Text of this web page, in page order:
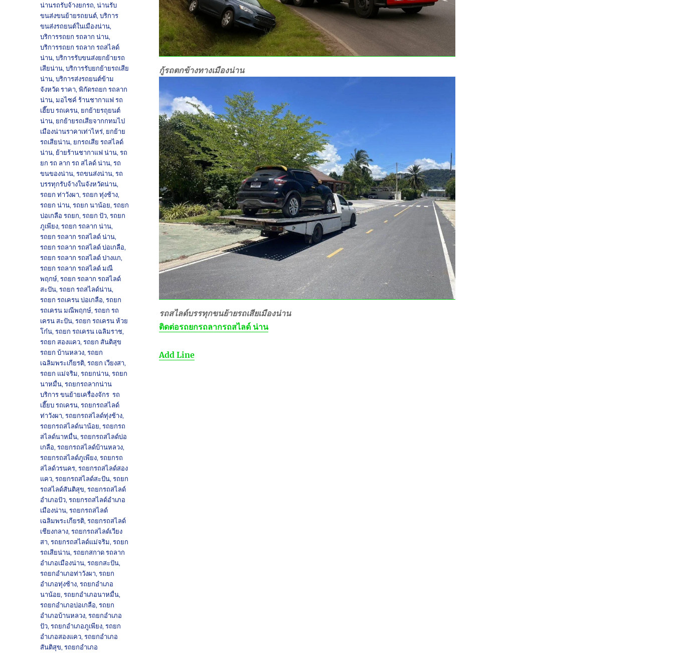
กู้รถตกข้างทางเมืองน่าน
รถสไลด์บรรทุกขนย้ายรถเสียเมืองน่าน
ติดต่อรถยกรถลากรถสไลด์ น่าน
Add Line
น่านรถรับจ้างยกรถ,น่านรับ
ขนส่งขนย้ายรถยนต์,บริการ
ขนส่งรถยนต์ในเมืองน่าน,
บริการรถยก รถลาก น่าน,
บริการรถยก รถลาก รถสไลด์
น่าน,บริการรับขนส่งยกย้ายรถ
เสียน่าน,บริการรับยกย้ายรถเสีย
น่าน,บริการส่งรถยนต์ข้าม
จังหวัด ราคา,พิกัดรถยก รถลาก
น่าน,มอไซค์ ร้านชากาแฟ รถ
เฮี๊ยบ รถเครน, ยกย้ายรถุยนต์
น่าน, ยกย้ายรถเสียจากกทมไป
เมืองน่านราคาเท่าไหร่, ยกย้าย
รถเสียน่าน, ยกรถเสีย รถสไลด์
น่าน, ย้ายร้านชากาแฟ น่าน,รถ
ยก รถ ลาก รถ สไลด์ น่าน,รถ
ขนของน่าน,รถขนส่งน่าน,รถ
บรรทุกรับจ้างในจังหวัดน่าน,
รถยก ท่าวังผา,รถยก ทุ่งช้าง,
รถยก น่าน,รถยก นาน้อย,รถยก
บ่อเกลือ รถยก,รถยก ปัว,รถยก
ภูเพียง,รถยก รถลาก น่าน,
รถยก รถลาก รถสไลด์ น่าน,
รถยก รถลาก รถสไลด์ บ่อเกลือ,
รถยก รถลาก รถสไลด์ ปางแก,
รถยก รถลาก รถสไลด์ มณี
พฤกษ์,รถยก รถลาก รถสไลด์
สะปัน,รถยก รถสไลด์น่าน,
รถยก รถเครน บ่อเกลือ,รถยก
รถเครน มณีพฤกษ์,รถยก รถ
เครน สะปัน,รถยก รถเครน ห้วย
โก๋น,รถยก รถเครน เฉลิมราช,
รถยก สองแคว,รถยก สันติสุข
รถยก บ้านหลวง,รถยก
เฉลิมพระเกียรติ,รถยก เวียงสา,
รถยก แม่จริม,รถยกน่าน,รถยก
นาหมื่น,รถยกรถลากน่าน
บริการ ขนย้ายเครื่องจักร รถ
เฮี๊ยบ รถเครน,รถยกรถสไลด์
ท่าวังผา,รถยกรถสไลด์ทุ่งช้าง,
รถยกรถสไลด์นาน้อย,รถยกรถ
สไลด์นาหมื่น,รถยกรถสไลด์บ่อ
เกลือ,รถยกรถสไลด์บ้านหลวง,
รถยกรถสไลด์ภูเพียง,รถยกรถ
สไลด์วรนคร,รถยกรถสไลด์สอง
แคว,รถยกรถสไลด์สะปัน,รถยก
รถสไลด์สันติสุข,รถยกรถสไลด์
อำเภอปัว,รถยกรถสไลด์อำเภอ
เมืองน่าน,รถยกรถสไลด์
เฉลิมพระเกียรติ,รถยกรถสไลด์
เชียงกลาง,รถยกรถสไลด์เวียง
สา,รถยกรถสไลด์แม่จริม,รถยก
รถเสียน่าน,รถยกสกาด รถลาก
อำเภอเมืองน่าน,รถยกสะปัน,
รถยกอำเภอท่าวังผา,รถยก
อำเภอทุ่งช้าง,รถยกอำเภอ
นาน้อย,รถยกอำเภอนาหมื่น,
รถยกอำเภอบ่อเกลือ,รถยก
อำเภอบ้านหลวง,รถยกอำเภอ
ปัว,รถยกอำเภอภูเพียง,รถยก
อำเภอสองแคว,รถยกอำเภอ
สันติสุข,รถยกอำเภอ